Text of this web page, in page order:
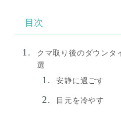
目次
クマ取り後のダウンタ
選
安静に過ごす
目元を冷やす